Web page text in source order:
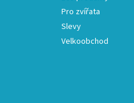
Pro zvířata
Slevy
Velkoobchod